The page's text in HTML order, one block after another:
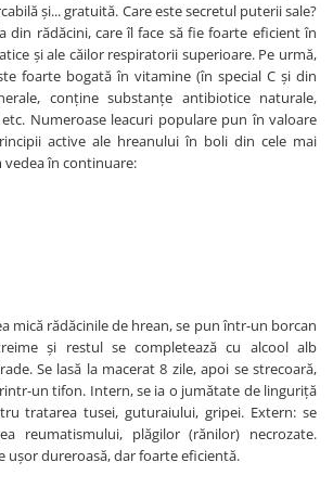
şi... gratuită. Care este secretul puterii sale?
din rădăcini, care îl face să fie foarte eficient în
şi ale căilor respiratorii superioare. Pe urmă,
foarte bogată în vitamine (în special C şi din
conţine substanţe antibiotice naturale,
Numeroase leacuri populare pun în valoare
active ale hreanului în boli din cele mai
vedea în continuare:
mică rădăcinile de hrean, se pun într-un borcan
şi restul se completează cu alcool alb
Se lasă la macerat 8 zile, apoi se strecoară,
un tifon. Intern, se ia o jumătate de linguriţă
tratarea tusei, guturaiului, gripei. Extern: se
reumatismului, plăgilor (rănilor) necrozate.
uşor dureroasă, dar foarte eficientă.